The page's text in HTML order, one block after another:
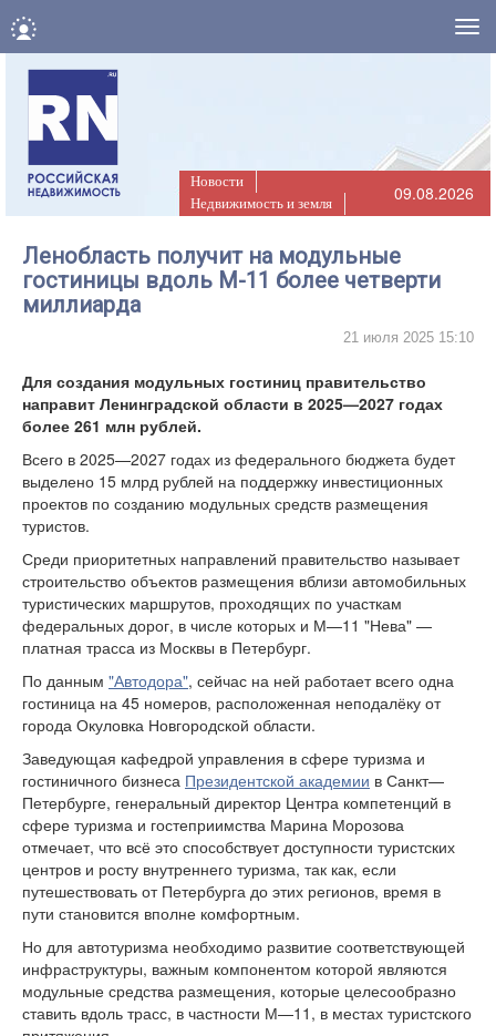
Новости
Недвижимость и земля
09.08.2026
Ленобласть получит на модульные
гостиницы вдоль М-11 более четверти
миллиарда
21 июля 2025 15:10
Для создания модульных гостиниц правительство
направит Ленинградской области в 2025—2027 годах
более 261 млн рублей.
Всего в 2025—2027 годах из федерального бюджета будет
выделено 15 млрд рублей на поддержку инвестиционных
проектов по созданию модульных средств размещения
туристов.
Среди приоритетных направлений правительство называет
строительство объектов размещения вблизи автомобильных
туристических маршрутов, проходящих по участкам
федеральных дорог, в числе которых и М—11 "Нева" —
платная трасса из Москвы в Петербург.
По данным "Автодора", сейчас на ней работает всего одна
гостиница на 45 номеров, расположенная неподалёку от
города Окуловка Новгородской области.
Заведующая кафедрой управления в сфере туризма и
гостиничного бизнеса Президентской академии в Санкт—
Петербурге, генеральный директор Центра компетенций в
сфере туризма и гостеприимства Марина Морозова
отмечает, что всё это способствует доступности туристских
центров и росту внутреннего туризма, так как, если
путешествовать от Петербурга до этих регионов, время в
пути становится вполне комфортным.
Но для автотуризма необходимо развитие соответствующей
инфраструктуры, важным компонентом которой являются
модульные средства размещения, которые целесообразно
ставить вдоль трасс, в частности М—11, в местах туристского